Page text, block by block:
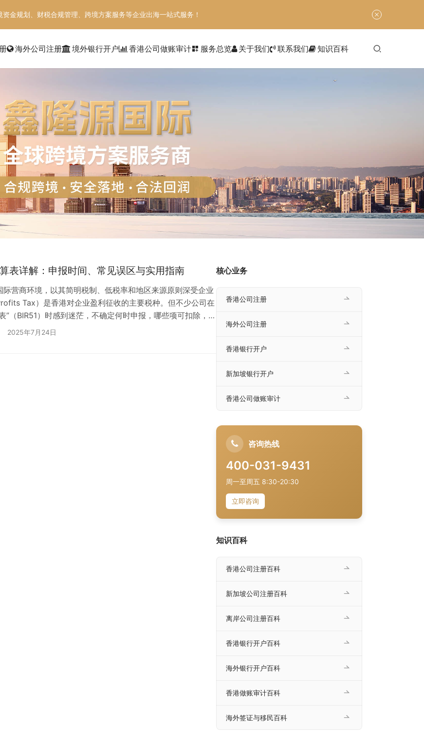
金规划、财税合规管理、跨境方案服务等企业出海一站式服务！
海外公司注册 境外银行开户 香港公司做账审计dashboard_customize 服务总览 关于我们 联系我们 知识百科
表详解：申报时间、常见误区与实用指南
际营商环境，以其简明税制、低税率和地区来源原则深受企业
Tax）是香港对企业盈利征收的主要税种。但不少公司在
”（BIR51）时感到迷茫，不确定何时申报，哪些项可扣除，怎
本文将从利得税基础概念、计算表结构、申报时间、实用填写
2025年7月24日
核心业务
香港公司注册
海外公司注册
香港银行开户
新加坡银行开户
香港公司做账审计
咨询热线
400-031-9431
周一至周五 8:30-20:30
立即咨询
知识百科
香港公司注册百科
新加坡公司注册百科
离岸公司注册百科
香港银行开户百科
海外银行开户百科
香港做账审计百科
海外签证与移民百科